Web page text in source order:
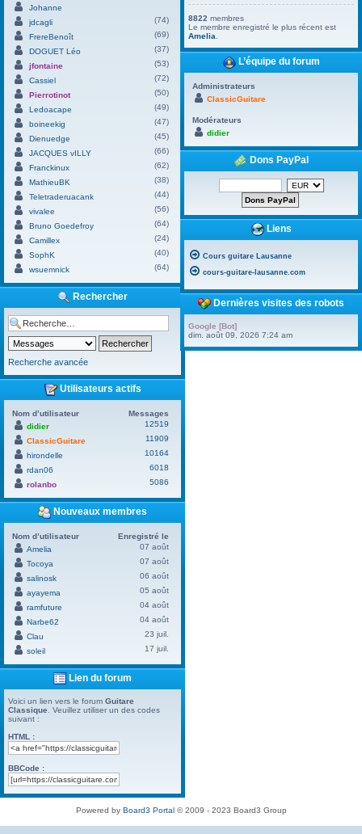
Johanne
jdcagli
(74)
FrereBenoît
(69)
DOGUET Léo
(37)
jfontaine
(53)
Cassiel
(72)
Pierrotinot
(50)
Ledoacape
(49)
boineekig
(47)
Dienuedge
(45)
JACQUES vILLY
(66)
Franckinux
(62)
MathieuBK
(38)
Teletraderuacank
(44)
vivalee
(56)
Bruno Goedefroy
(64)
Camillex
(24)
SophK
(40)
wsuemnick
(64)
Rechercher
Recherche avancée
Utilisateurs actifs
Nom d’utilisateur
Messages
didier
12519
ClassicGuitare
11909
hirondelle
10164
rdan06
6018
rolanbo
5086
Nouveaux membres
Nom d’utilisateur
Enregistré le
Amelia
07 août
Tocoya
07 août
salinosk
06 août
ayayema
05 août
ramfuture
04 août
Narbe62
04 août
Clau
23 juil.
soleil
17 juil.
Lien du forum
Voici un lien vers le forum Guitare
Classique . Veuillez utiliser un des codes
suivant :
HTML :
BBCode :
8822 membres
Le membre enregistré le plus récent est
Amelia
L’équipe du forum
Administrateurs
ClassicGuitare
Modérateurs
didier
Dons PayPal
Liens
Cours guitare Lausanne
cours-guitare-lausanne.com
Dernières visites des robots
Google [Bot]
dim. août 09, 2026 7:24 am
Powered by Board3 Portal© 2009 - 2023 Board3 Group